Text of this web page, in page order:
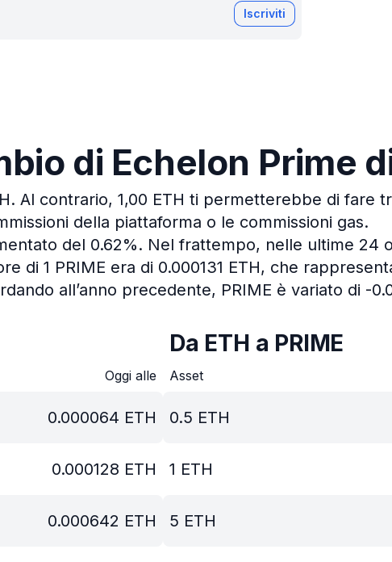
Iscriviti
di Echelon Prime
Al contrario, 1,00 ETH ti permetterebbe di fare
della piattaforma o le commissioni gas.
del 0.62%. Nel frattempo, nelle ultime 24
di 1 PRIME era di 0.000131 ETH, che
all’anno precedente, PRIME è variato di -
Oggi alle
0.000064 ETH
0.000128 ETH
0.000642 ETH
Da ETH a PRIME
Asset
0.5 ETH
1 ETH
5 ETH